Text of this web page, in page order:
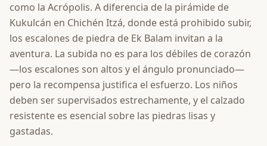
como la Acrópolis. A diferencia de la pirámide de
Kukulcán en Chichén Itzá, donde está prohibido subir,
los escalones de piedra de Ek Balam invitan a la
aventura. La subida no es para los débiles de corazón
—los escalones son altos y el ángulo pronunciado—
pero la recompensa justifica el esfuerzo. Los niños
deben ser supervisados estrechamente, y el calzado
resistente es esencial sobre las piedras lisas y
gastadas.